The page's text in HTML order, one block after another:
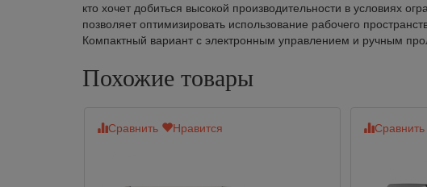
кто хочет добиться высокой производительности в условиях
позволяет оптимизировать использование рабочего
Компактный вариант с электронным управлением и ручным
Похожие товары
Сравнить Нравится Сравнить